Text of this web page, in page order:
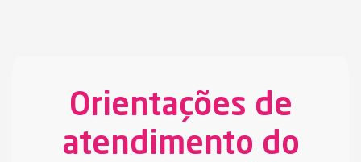
Orientações de
atendimento do